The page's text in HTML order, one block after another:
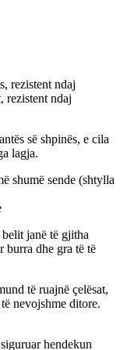
rezistent ndaj
rezistent ndaj
së shpinës, e cila
lagja.
shumë sende (shtylla
janë të gjitha
burra dhe gra të të
të ruajnë çelësat,
nevojshme ditore.
hendekun